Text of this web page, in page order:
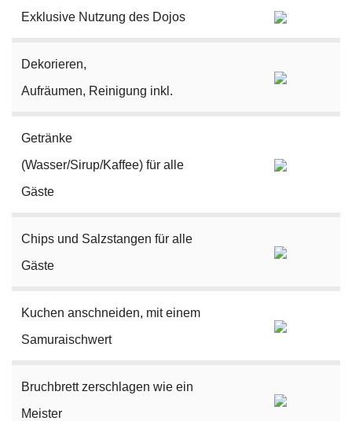
Exklusive Nutzung des Dojos
Dekorieren,
Aufräumen, Reinigung inkl.
Getränke
(Wasser/Sirup/Kaffee) für alle
Gäste
Chips und Salzstangen für alle
Gäste
Kuchen anschneiden, mit einem
Samuraischwert
Bruchbrett zerschlagen wie ein
Meister